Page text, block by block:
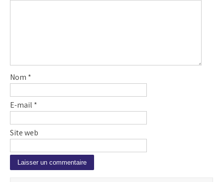
Nom *
E-mail *
Site web